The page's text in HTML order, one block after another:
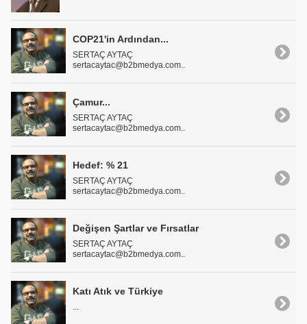
COP21'in Ardından...
SERTAÇ AYTAÇ
sertacaytac@b2bmedya.com..
Çamur...
SERTAÇ AYTAÇ
sertacaytac@b2bmedya.com..
Hedef: % 21
SERTAÇ AYTAÇ
sertacaytac@b2bmedya.com..
Değişen Şartlar ve Fırsatlar
SERTAÇ AYTAÇ
sertacaytac@b2bmedya.com..
Katı Atık ve Türkiye
...